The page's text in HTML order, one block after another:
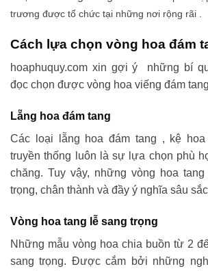
trương được tổ chức tại những nơi rộng rãi .
Cách lựa chọn vòng hoa đám
hoaphuquy.com xin gợi ý những bí
đọc chọn được vòng hoa viếng đám
Lẵng hoa đám tang
Các loại lẵng hoa đám tang , kệ
truyền thống luôn là sự lựa chọn phù
chăng. Tuy vậy, những vòng hoa
trọng, chân thành và đầy ý nghĩa sâu
Vòng hoa tang lễ sang trọng
Những mẫu vòng hoa chia buồn từ 2
sang trọng. Được cắm bởi những